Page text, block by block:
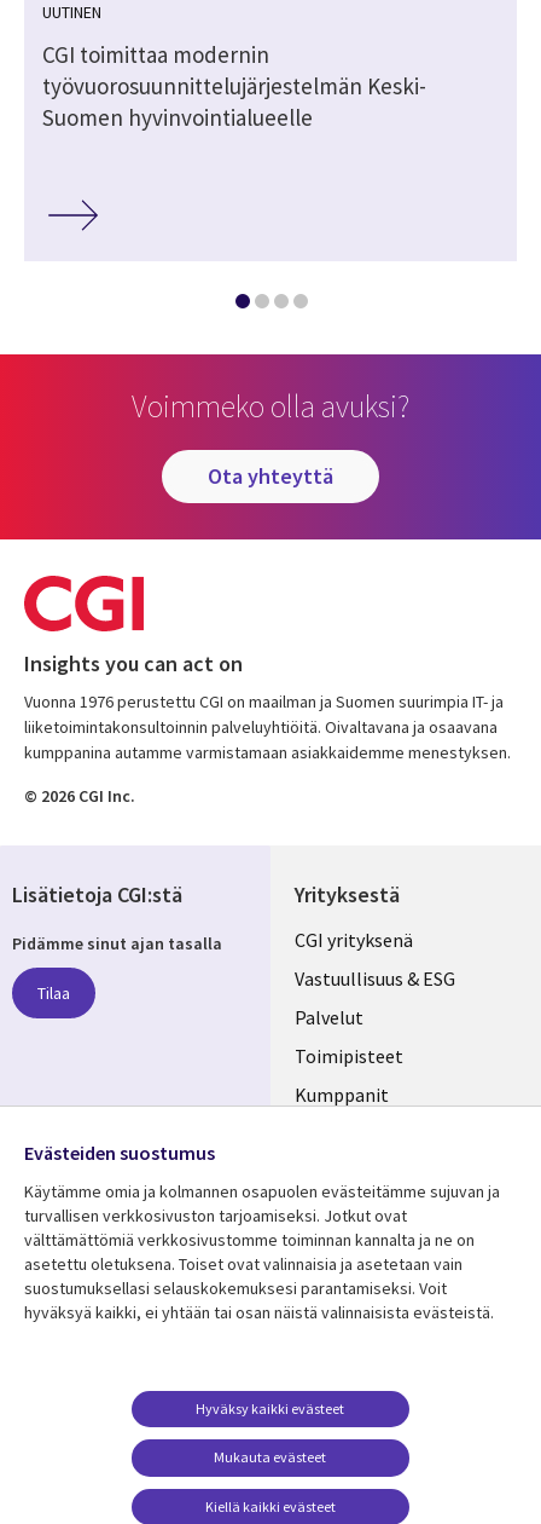
UUTINEN
CGI toimittaa modernin
työvuorosuunnittelujärjestelmän Keski-
Suomen hyvinvointialueelle
Voimmeko olla avuksi?
ota yhteyttä
Insights you can act on
Vuonna 1976 perustettu CGI on maailman ja Suomen suurimpia IT- ja
liiketoimintakonsultoinnin palveluyhtiöitä. Oivaltavana ja osaavana
kumppanina autamme varmistamaan asiakkaidemme menestyksen.
© 2026 CGI Inc.
Yrityksestä
Useful
links
FINLAND
CGI yrityksenä
Vastuullisuus & ESG
Palvelut
Toimipisteet
Kumppanit
Resurssikeskus
Library
FINLAND
Asiakastarinat
Lisätietoa
Legal
Tietosuoja
Käyttöehdot
Yhteystiedot
Evästeasetuksesi
Lisätietoja CGI:stä
Pidämme sinut ajan tasalla
Tilaa
Media
FINLAND
Evästeiden suostumus
Käytämme omia ja kolmannen osapuolen evästeitämme sujuvan ja
turvallisen verkkosivuston tarjoamiseksi. Jotkut ovat
välttämättömiä verkkosivustomme toiminnan kannalta ja ne on
asetettu oletuksena. Toiset ovat valinnaisia ​​ja asetetaan vain
suostumuksellasi selauskokemuksesi parantamiseksi. Voit
hyväksyä kaikki, ei yhtään tai osan näistä valinnaisista evästeistä.
Mukauta evästeet
Hyväksy kaikki evästeet
Kiellä kaikki evästeet